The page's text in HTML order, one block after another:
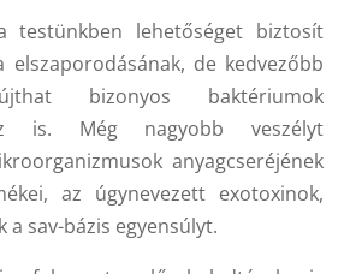
testünkben lehetőséget biztosít
elszaporodásának, de kedvezőbb
bizonyos baktériumok
is. Még nagyobb veszélyt
anyagcseréjének
az úgynevezett exotoxinok,
sav-bázis egyensúlyt.